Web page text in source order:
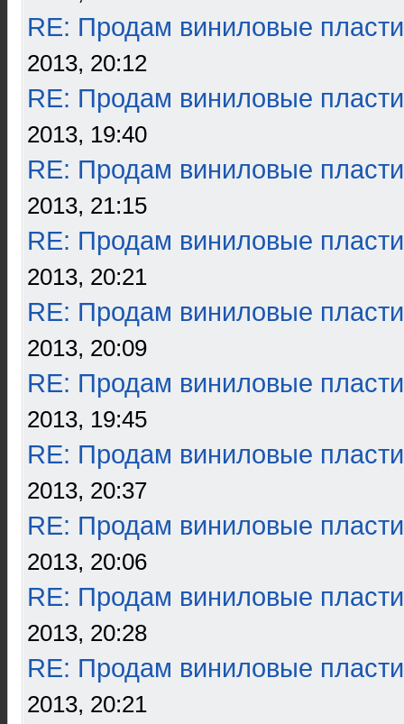
RE: Продам виниловые
2013, 20:12
RE: Продам виниловые
2013, 19:40
RE: Продам виниловые
2013, 21:15
RE: Продам виниловые
2013, 20:21
RE: Продам виниловые
2013, 20:09
RE: Продам виниловые
2013, 19:45
RE: Продам виниловые
2013, 20:37
RE: Продам виниловые
2013, 20:06
RE: Продам виниловые
2013, 20:28
RE: Продам виниловые
2013, 20:21